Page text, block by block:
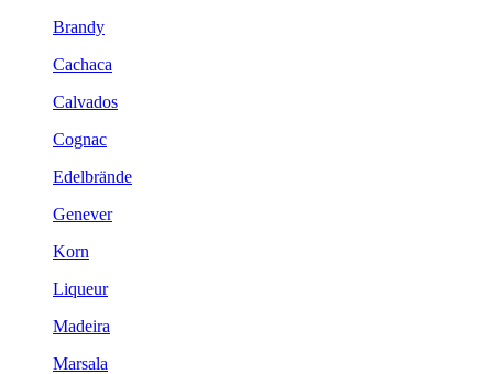
Brandy
Cachaca
Calvados
Cognac
Edelbrände
Genever
Korn
Liqueur
Madeira
Marsala